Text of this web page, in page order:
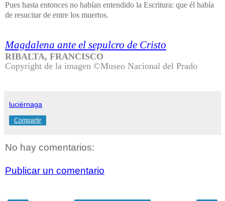
Pues hasta entonces no habían entendido la Escritura: que él había
de resucitar de entre los muertos.
Magdalena ante el sepulcro de Cristo
RIBALTA, FRANCISCO
Copyright de la imagen ©Museo Nacional del Prado
luciérnaga
Compartir
No hay comentarios:
Publicar un comentario